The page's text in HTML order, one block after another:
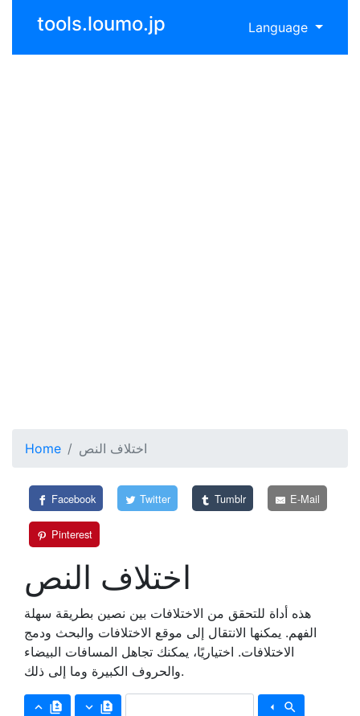
tools.loumo.jp Language
Home اختلاف النص
Facebook Twitter Tumblr E-Mail
Pinterest
اختلاف النص
هذه أداة للتحقق من الاختلافات بين نصين بطريقة سهلة
الفهم. يمكنها الانتقال إلى موقع الاختلافات والبحث ودمج
الاختلافات. اختياريًا، يمكنك تجاهل المسافات البيضاء
والحروف الكبيرة وما إلى ذلك.
keyboard_arrow_up difference keyboard_arrow_down difference arrow_left
search